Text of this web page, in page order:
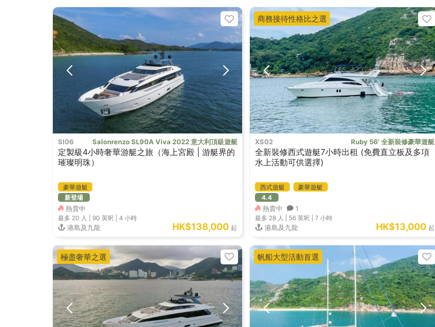
SI06 Salonrenzo SL90A Viva 2022 意大利頂級遊艇
定製級4小時奢華游艇之旅（海上宮殿 | 游艇界的
璀璨明珠）
豪華遊艇
新登場
熱賣中
最多 20 人 | 90 英呎 4 小時
港島及九龍 HK$138,000 起
XS02 Ruby 56' 全新裝修豪華遊艇
全新裝修西式遊艇7小時出租 (免費直立板及多項
水上活動可供選擇)
西式遊艇
豪華遊艇
4.4
熱賣中 1
最多 28 人 | 56 英呎 |7 小時
港島及九龍 HK$13,000 起
商務接待性格比之選
極盡奢華之選 帆船大型活動首選